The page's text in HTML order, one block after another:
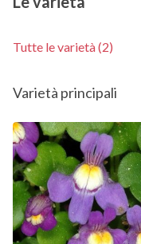
Tutte le varietà (2)
Varietà principali